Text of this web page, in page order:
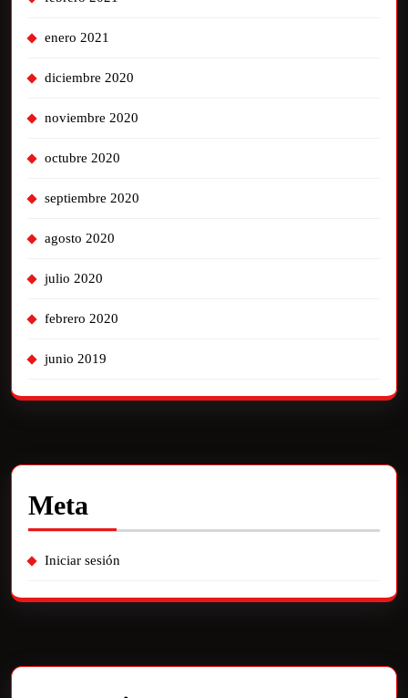
enero 2021
diciembre 2020
noviembre 2020
octubre 2020
septiembre 2020
agosto 2020
julio 2020
febrero 2020
junio 2019
Meta
Iniciar sesión